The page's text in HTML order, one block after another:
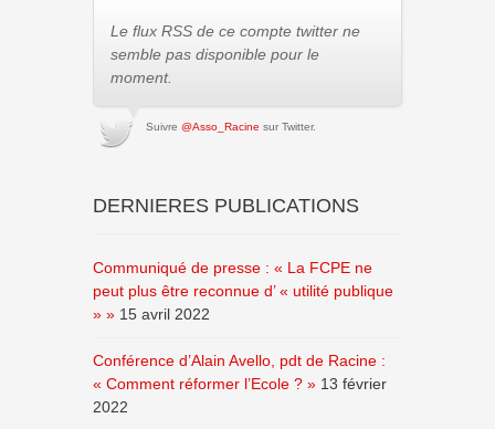
Le flux RSS de ce compte twitter ne
semble pas disponible pour le
moment.
Suivre @Asso_Racine sur Twitter.
DERNIERES PUBLICATIONS
Communiqué de presse : « La FCPE ne
peut plus être reconnue d’ « utilité publique
» » 15 avril 2022
Conférence d’Alain Avello, pdt de Racine :
« Comment réformer l’Ecole ? » 13 février
2022